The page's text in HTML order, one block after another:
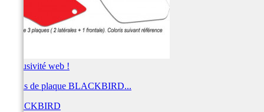
Exclusivité web !
Fonds de plaque BLACKBIRD...
BLACKBIRD